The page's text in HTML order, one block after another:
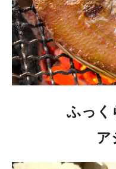
ふっく
ア